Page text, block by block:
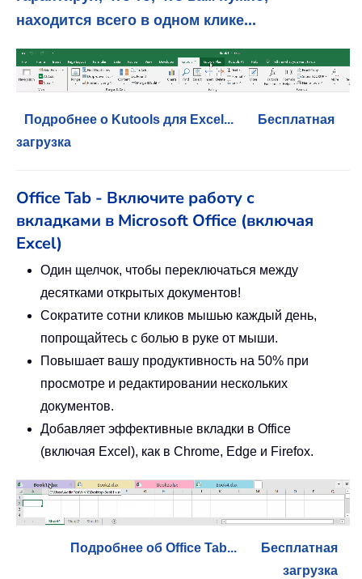
находится всего в одном клике...
Подробнее о Kutools для Excel...
Бесплатная
загрузка
Office Tab - Включите работу с
вкладками в Microsoft Office (включая
Excel)
Один щелчок, чтобы переключаться между
десятками открытых документов!
Сократите сотни кликов мышью каждый день,
попрощайтесь с болью в руке от мыши.
Повышает вашу продуктивность на 50% при
просмотре и редактировании нескольких
документов.
Добавляет эффективные вкладки в Office
(включая Excel), как в Chrome, Edge и Firefox.
Подробнее об Office Tab...
Бесплатная
загрузка